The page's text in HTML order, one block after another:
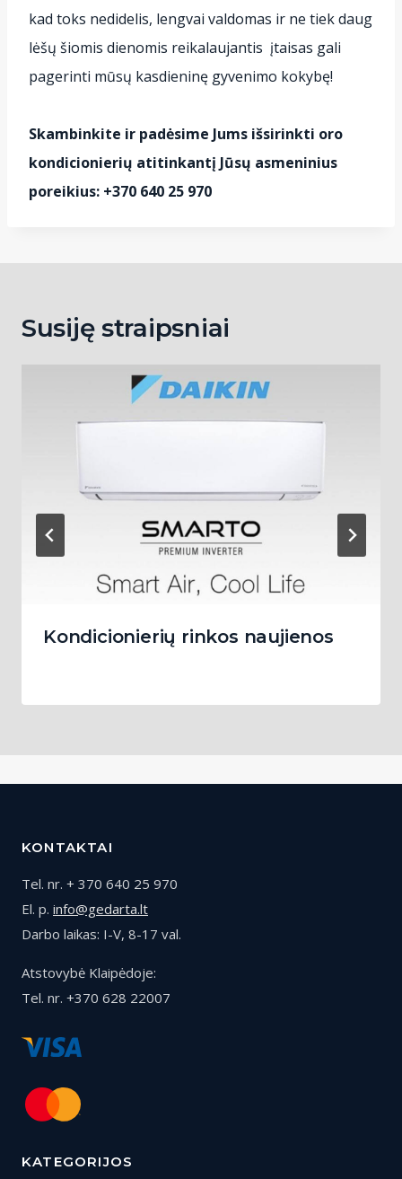
kad toks nedidelis, lengvai valdomas ir ne tiek daug
lėšų šiomis dienomis reikalaujantis įtaisas gali
pagerinti mūsų kasdieninę gyvenimo kokybę!
Skambinkite ir padėsime Jums išsirinkti oro
kondicionierių atitinkantį Jūsų asmeninius
poreikius: +370 640 25 970
Susiję straipsniai
Kondicionierių rinkos naujienos
KONTAKTAI
Tel. nr. + 370 640 25 970
El. p. info@gedarta.lt
Darbo laikas: I-V, 8-17 val.
Atstovybė Klaipėdoje:
Tel. nr. +370 628 22007
KATEGORIJOS